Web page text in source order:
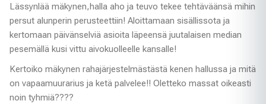
Lässynlää mäkynen,halla aho ja teuvo tekee tehtäväänsä mihin
persut alunperin perusteettiin! Aloittamaan sisällissota ja
kertomaan päivänselviä asioita läpeensä juutalaisen median
pesemällä kusi vittu aivokuolleelle kansalle!
Kertoiko mäkynen rahajärjestelmästästä kenen hallussa ja mitä
on vapaamuurarius ja ketä palvelee!! Oletteko massat oikeasti
noin tyhmiä????